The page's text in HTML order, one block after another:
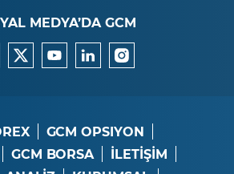
MEDYA’DA GCM
GCM OPSIYON
GCM BORSA
İLETİŞİM